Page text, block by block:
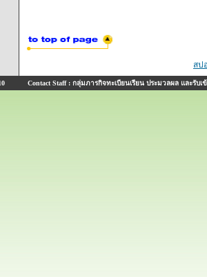
สป
Contact Staff : กลุ่มภารกิจทะเบียนเรียน ประมวลผล และรับเข้